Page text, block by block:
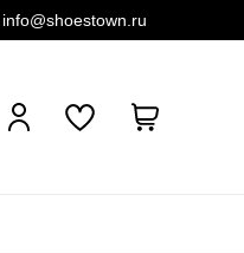
info@shoestown.ru